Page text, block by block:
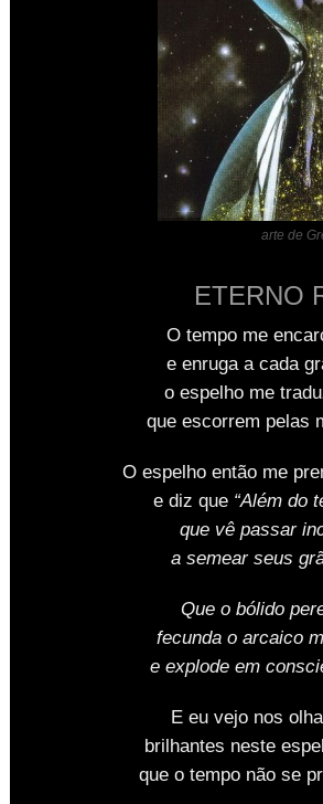
arte de
ETERNO
O tempo me
e enruga a cada
o espelho me
que escorrem pelas
O espelho então me
e diz que “Além do
que vê passar
a semear seus
Que o bólido
fecunda o arcaico
e explode em
E eu vejo nos
brilhantes neste
que o tempo não se